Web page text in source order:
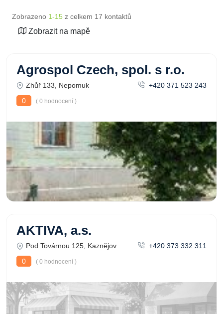
Zobrazeno 1-15 z celkem 17 kontaktů
Zobrazit na mapě
Agrospol Czech, spol. s r.o.
Zhůř 133, Nepomuk
+420 371 523 243
0
( 0 hodnocení )
AKTIVA, a.s.
Pod Továrnou 125, Kaznějov
+420 373 332 311
0
( 0 hodnocení )